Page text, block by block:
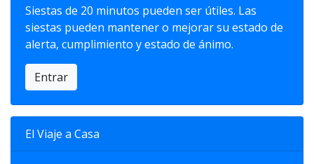
Siestas de 20 minutos pueden ser útiles. Las
siestas pueden mantener o mejorar su estado de
alerta, cumplimiento y estado de ánimo.
Entrar
El Viaje a Casa